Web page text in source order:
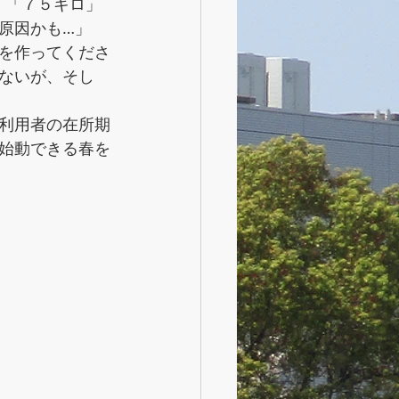
因かも…」
作ってくださ
いが、そし
用者の在所期
動できる春を